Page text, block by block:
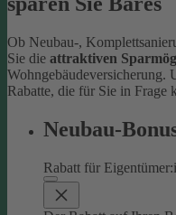
Ob Neubau-,
Sie die attraktiven
Wohngebäudeversicherung.
Rabatte, die für Sie in Frage
Neubau-
Rabatt für